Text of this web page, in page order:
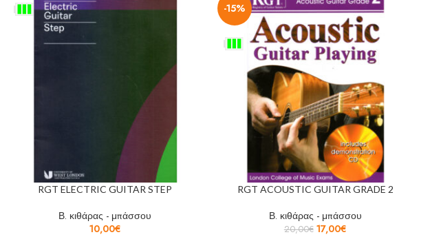
RGT ELECTRIC GUITAR STEP
Β. κιθάρας - μπάσσου
10,00€
-15%
RGT ACOUSTIC GUITAR GRADE 2
Β. κιθάρας - μπάσσου
20,00€ 17,00€